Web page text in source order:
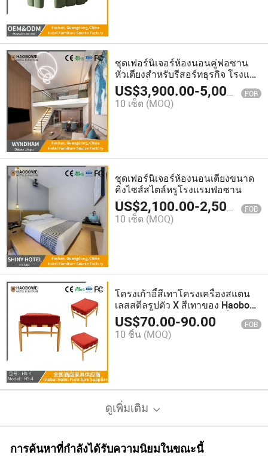
ชุดเฟอร์นิเจอร์ห้องนอนคู่ฟอซาน
หัวเตียงสำหรับรีสอร์ทธุรกิจ โรงแรม
ห้าดาวที่กำหนดเอง
US$3,900.00-5,000.00 FOB
10 เซ็ต (MOQ)
ชุดเฟอร์นิเจอร์ห้องนอนเตียงขนาด
คิงไซส์สไตล์หรูโรงแรมฟอซาน
US$2,100.00-2,500.00 FOB
10 เซ็ต (MOQ)
โครงเก้าอี้สีเทาโครงเครื่องสแตน
เลสสตีลรูปตัว X สีเทาของ Haoboei
ทันสมัยสำหรับ เฟอร์นิเจอร์ที่ใช้ใน
โรงแรม
US$70.00-90.00 FOB
10 ชิ้น (MOQ)
ดูเพิ่มเติม
การค้นหาที่กำลังได้รับความนิยมในขณะนี้